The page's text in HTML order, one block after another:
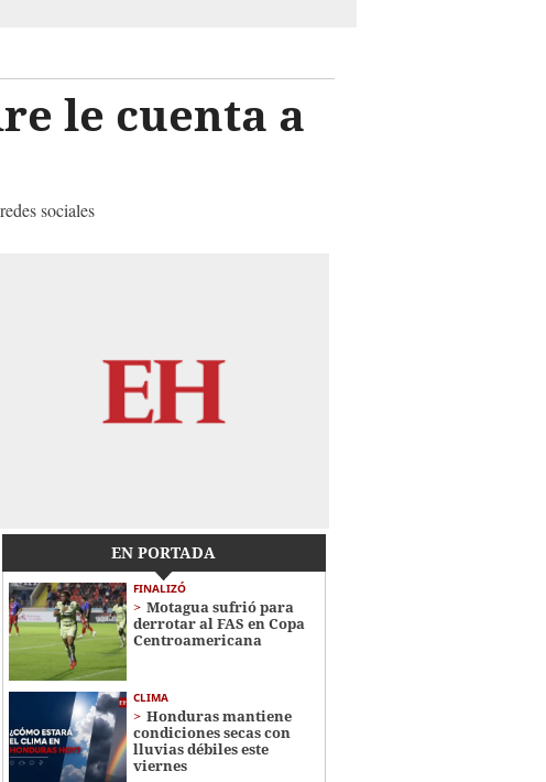
le cuenta a
sociales
EN PORTADA
FINALIZÓ
Motagua sufrió para
derrotar al FAS en Copa
Centroamericana
CLIMA
Honduras mantiene
condiciones secas con
lluvias débiles este
viernes